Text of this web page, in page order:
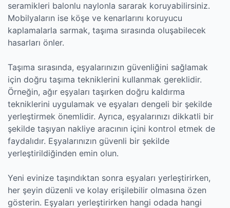
seramikleri balonlu naylonla sararak koruyabilirsiniz.
Mobilyaların ise köşe ve kenarlarını koruyucu
kaplamalarla sarmak, taşıma sırasında oluşabilecek
hasarları önler.
Taşıma sırasında, eşyalarınızın güvenliğini sağlamak
için doğru taşıma tekniklerini kullanmak gereklidir.
Örneğin, ağır eşyaları taşırken doğru kaldırma
tekniklerini uygulamak ve eşyaları dengeli bir şekilde
yerleştirmek önemlidir. Ayrıca, eşyalarınızı dikkatli bir
şekilde taşıyan nakliye aracının içini kontrol etmek de
faydalıdır. Eşyalarınızın güvenli bir şekilde
yerleştirildiğinden emin olun.
Yeni evinize taşındıktan sonra eşyaları yerleştirirken,
her şeyin düzenli ve kolay erişilebilir olmasına özen
gösterin. Eşyaları yerleştirirken hangi odada hangi